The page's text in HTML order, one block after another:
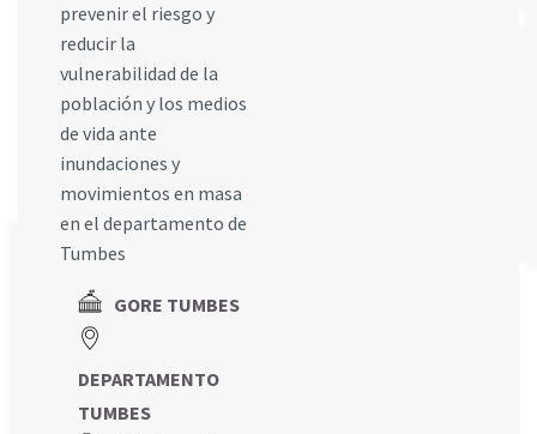
prevenir el riesgo y
reducir la
vulnerabilidad de la
población y los medios
de vida ante
inundaciones y
movimientos en masa
en el departamento de
Tumbes
GORE TUMBES
DEPARTAMENTO
TUMBES